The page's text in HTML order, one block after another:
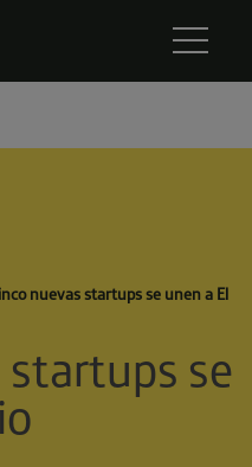
nuevas startups se unen a El
startups se